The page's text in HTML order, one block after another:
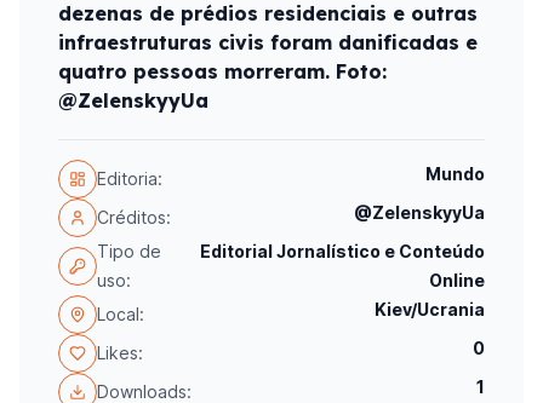
dezenas de prédios residenciais e outras
infraestruturas civis foram danificadas e
quatro pessoas morreram. Foto:
@ZelenskyyUa
Editoria: Mundo
Créditos:
@ZelenskyyUa
Tipo de
uso:
Editorial Jornalístico e Conteúdo
Online
Local:
Kiev/Ucrania
Likes: 0
Downloads: 1